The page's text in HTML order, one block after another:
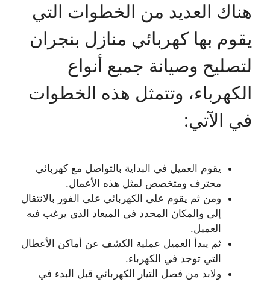
هناك العديد من الخطوات التي
يقوم بها كهربائي منازل بنجران
لتصليح وصيانة جميع أنواع
الكهرباء، وتتمثل هذه الخطوات
في الآتي:
يقوم العميل في البداية بالتواصل مع كهربائي
محترف ومتخصص لمثل هذه الأعمال.
ومن ثم يقوم على الكهربائي على الفور بالانتقال
إلى والمكان المحدد في الميعاد الذي يرغب فيه
العميل.
ثم يبدأ العميل عملية الكشف عن أماكن الأعطال
التي توجد في الكهرباء.
ولابد من فصل التيار الكهربائي قبل البدء في